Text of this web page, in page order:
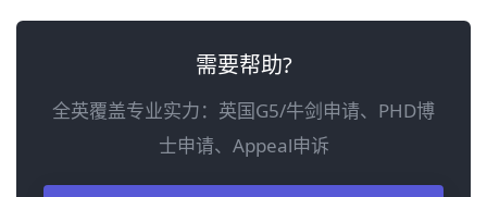
需要帮助?
全英覆盖专业实力：英国G5/牛剑申请、PHD博
士申请、Appeal申诉